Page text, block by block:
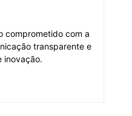
comprometido com a
transparente e
inovação.